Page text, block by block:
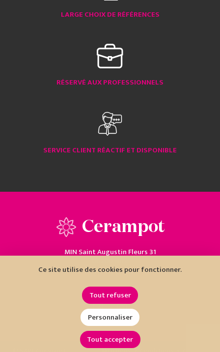
LARGE CHOIX DE RÉFÉRENCES
RÉSERVÉ AUX PROFESSIONNELS
SERVICE CLIENT RÉACTIF ET DISPONIBLE
Cerampot
MIN Saint Augustin Fleurs 31
04 93 18 80 10
Ce site utilise des cookies pour fonctionner.
Tout refuser
Personnaliser
Tout accepter